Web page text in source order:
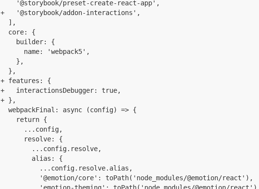
    '@storybook/preset-create-react-app',
+   '@storybook/addon-interactions',
  ],
  core: {
    builder: {
      name: 'webpack5',
    },
  },
+ features: {
+   interactionsDebugger: true,
+ },
  webpackFinal: async (config) => {
    return {
      ...config,
      resolve: {
        ...config.resolve,
        alias: {
          ...config.resolve.alias,
          '@emotion/core': toPath('node_modules/@emotion/react'),